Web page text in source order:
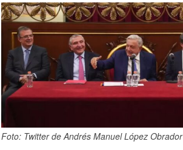
Foto: Twitter de Andrés Manuel López Obrador